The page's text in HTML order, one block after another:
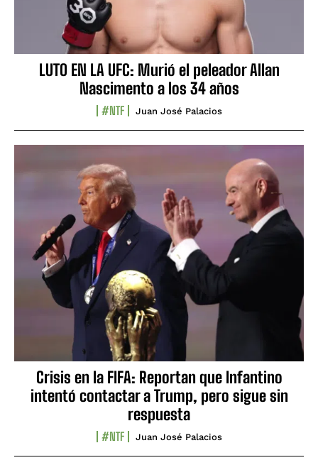
LUTO EN LA UFC: Murió el peleador Allan
Nascimento a los 34 años
#NTF Juan José Palacios
Crisis en la FIFA: Reportan que Infantino
intentó contactar a Trump, pero sigue sin
respuesta
#NTF Juan José Palacios